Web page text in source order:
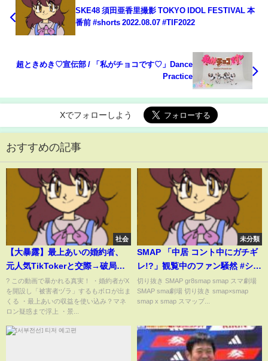
SKE48 須田亜香里撮影 TOKYO IDOL FESTIVAL 本
番前 #shorts 2022.08.07 #TIF2022
超ときめき♡宣伝部 / 「私がチョコです♡」Dance
Practice
Xでフォローしよう
おすすめの記事
社会
【大暴露】最上あいの婚約者、
元人気TikTokerと交際→破局→3
億円請求の闇！
? この動画で暴かれる真実！ ・婚約者がX
を開設し「被害者ヅラ」するもボロが出ま
くる ・最上あいの収益を使い込み？マネ
ロン疑惑まで浮上 ・景...
未分類
SMAP 「中居 コント中にガチギ
レ!?」観覧中のファン騒然 #ショ
ート動画
切り抜き SMAP gr8smap smap スマ劇場
SMAP sma劇場 切り抜き smap×smap
smap x smap スマップ...